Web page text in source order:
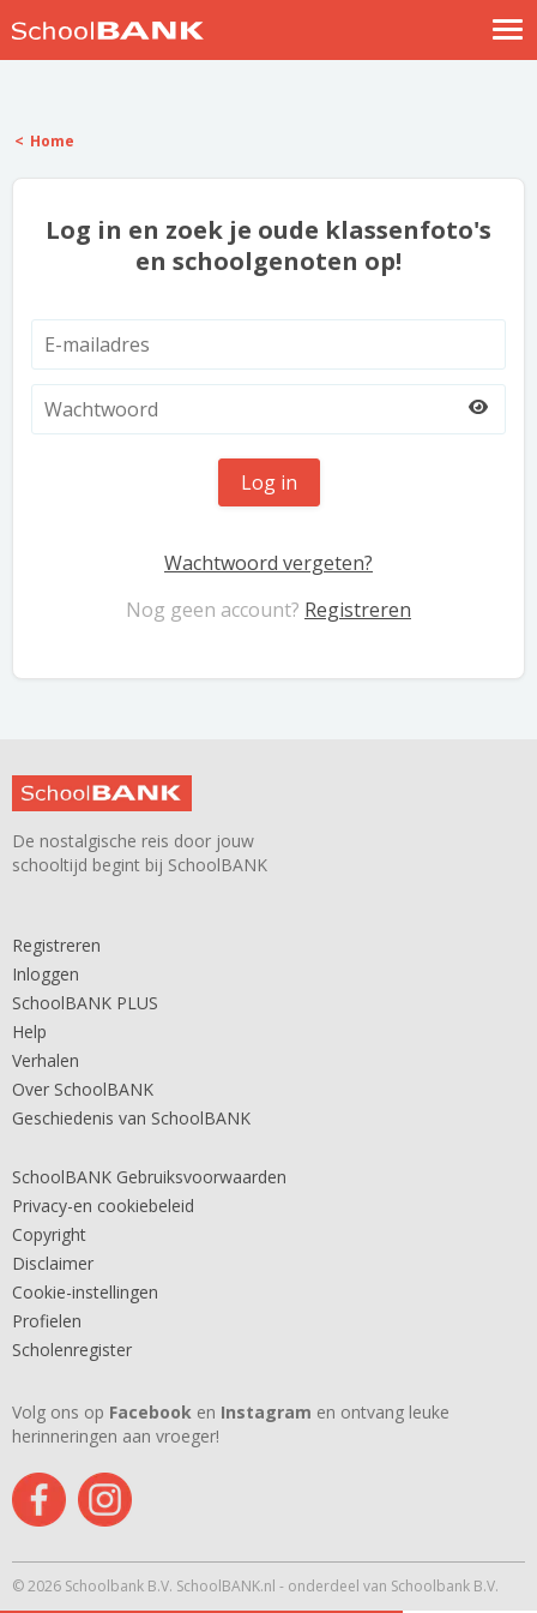
Help
Home
Log in en zoek je oude klassenfoto's
en schoolgenoten op!
Log in
Wachtwoord vergeten?
Nog geen account? Registreren
De nostalgische reis door jouw
schooltijd begint bij SchoolBANK
Registreren
Inloggen
SchoolBANK PLUS
Help
Verhalen
Over SchoolBANK
Geschiedenis van SchoolBANK
SchoolBANK Gebruiksvoorwaarden
Privacy-en cookiebeleid
Copyright
Disclaimer
Cookie-instellingen
Profielen
Scholenregister
Volg ons op Facebook en Instagram en ontvang leuke
herinneringen aan vroeger!
© 2026 Schoolbank B.V. SchoolBANK.nl - onderdeel van Schoolbank B.V.